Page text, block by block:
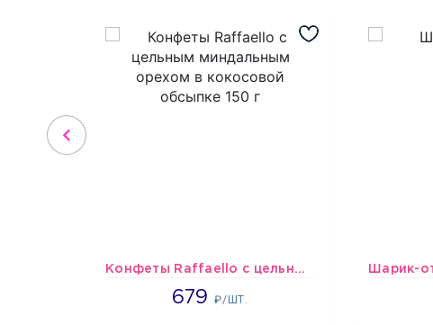
Конфеты Raffaello с цельным миндальным орехом в кокосовой обсыпке 150 г
679₽/ШТ.
679